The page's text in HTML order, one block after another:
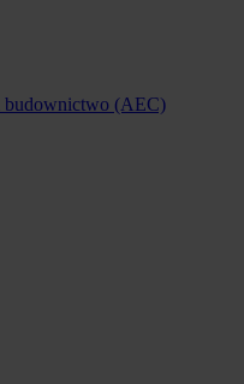
budownictwo (AEC)